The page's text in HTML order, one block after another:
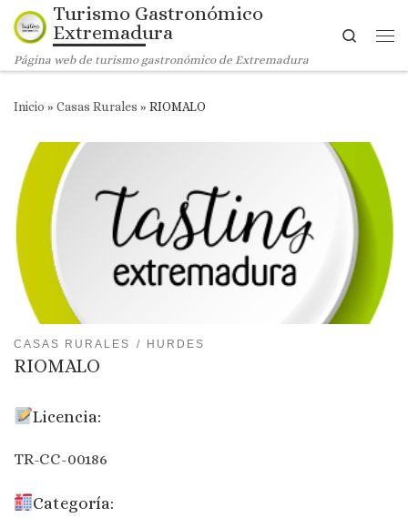
Saltar al contenido
Turismo Gastronómico
Extremadura
Página web de turismo gastronómico de Extremadura
Search
Inicio » Casas Rurales » RIOMALO
CASAS RURALES HURDES
RIOMALO
Licencia:
TR-CC-00186
Categoría: